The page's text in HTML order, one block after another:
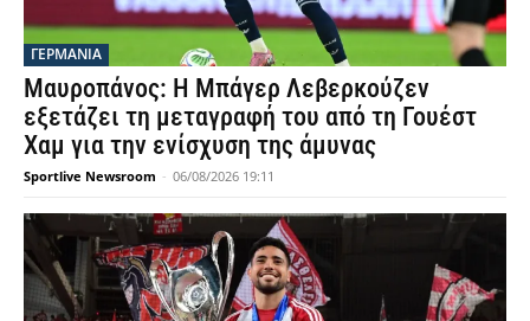
ΓΕΡΜΑΝΙΑ
Μαυροπάνος: Η Μπάγερ Λεβερκούζεν
εξετάζει τη μεταγραφή του από τη Γουέστ
Χαμ για την ενίσχυση της άμυνας
Sportlive Newsroom - 06/08/2026 19:11